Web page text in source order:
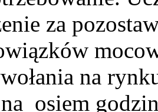
za
na
osiem